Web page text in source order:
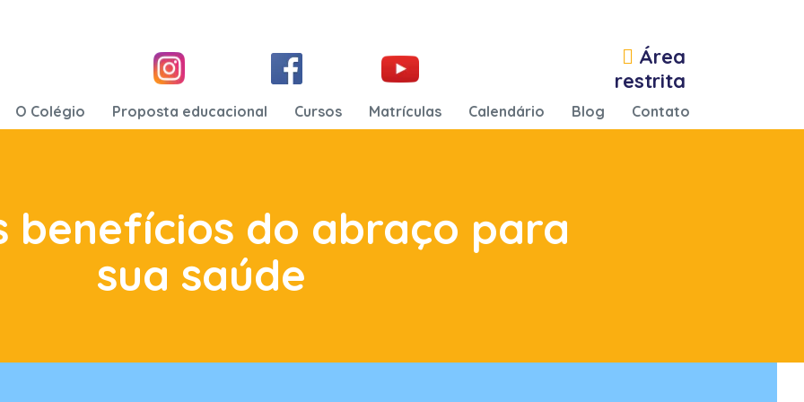
Área
restrita
O Colégio Proposta educacional Cursos Matrículas Calendário Blog Contato
benefícios do abraço para
sua saúde